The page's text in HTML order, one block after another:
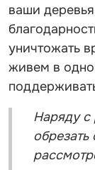
ваши
уничтожать
живем в
Наряду с